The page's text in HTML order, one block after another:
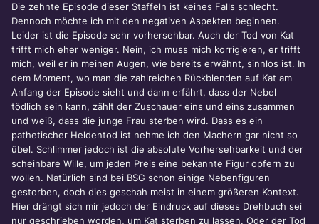
Die zehnte Episode dieser Staffeln ist keines Falls schlecht.
Dennoch möchte ich mit den negativen Aspekten beginnen.
Leider ist die Episode sehr vorhersehbar. Auch der Tod von Kat
trifft mich eher weniger. Nein, ich muss mich korrigieren, er trifft
mich, weil er in meinen Augen, wie bereits erwähnt, sinnlos ist. In
dem Moment, wo man die zahlreichen Rückblenden auf Kat am
Anfang der Episode sieht und dann erfährt, dass der Nebel
tödlich sein kann, zählt der Zuschauer eins und eins zusammen
und weiß, dass die junge Frau sterben wird. Dass es ein
pathetischer Heldentod ist nehme ich den Machern gar nicht so
übel. Schlimmer jedoch ist die absolute Vorhersehbarkeit und der
scheinbare Wille, um jeden Preis eine bekannte Figur opfern zu
wollen. Natürlich sind bei BSG schon einige Nebenfiguren
gestorben, doch dies geschah meist in einem größeren Kontext.
Hier drängt sich mir jedoch der Eindruck auf dieses Drehbuch sei
nur geschrieben worden, um Kat sterben zu lassen. Oder der Tod